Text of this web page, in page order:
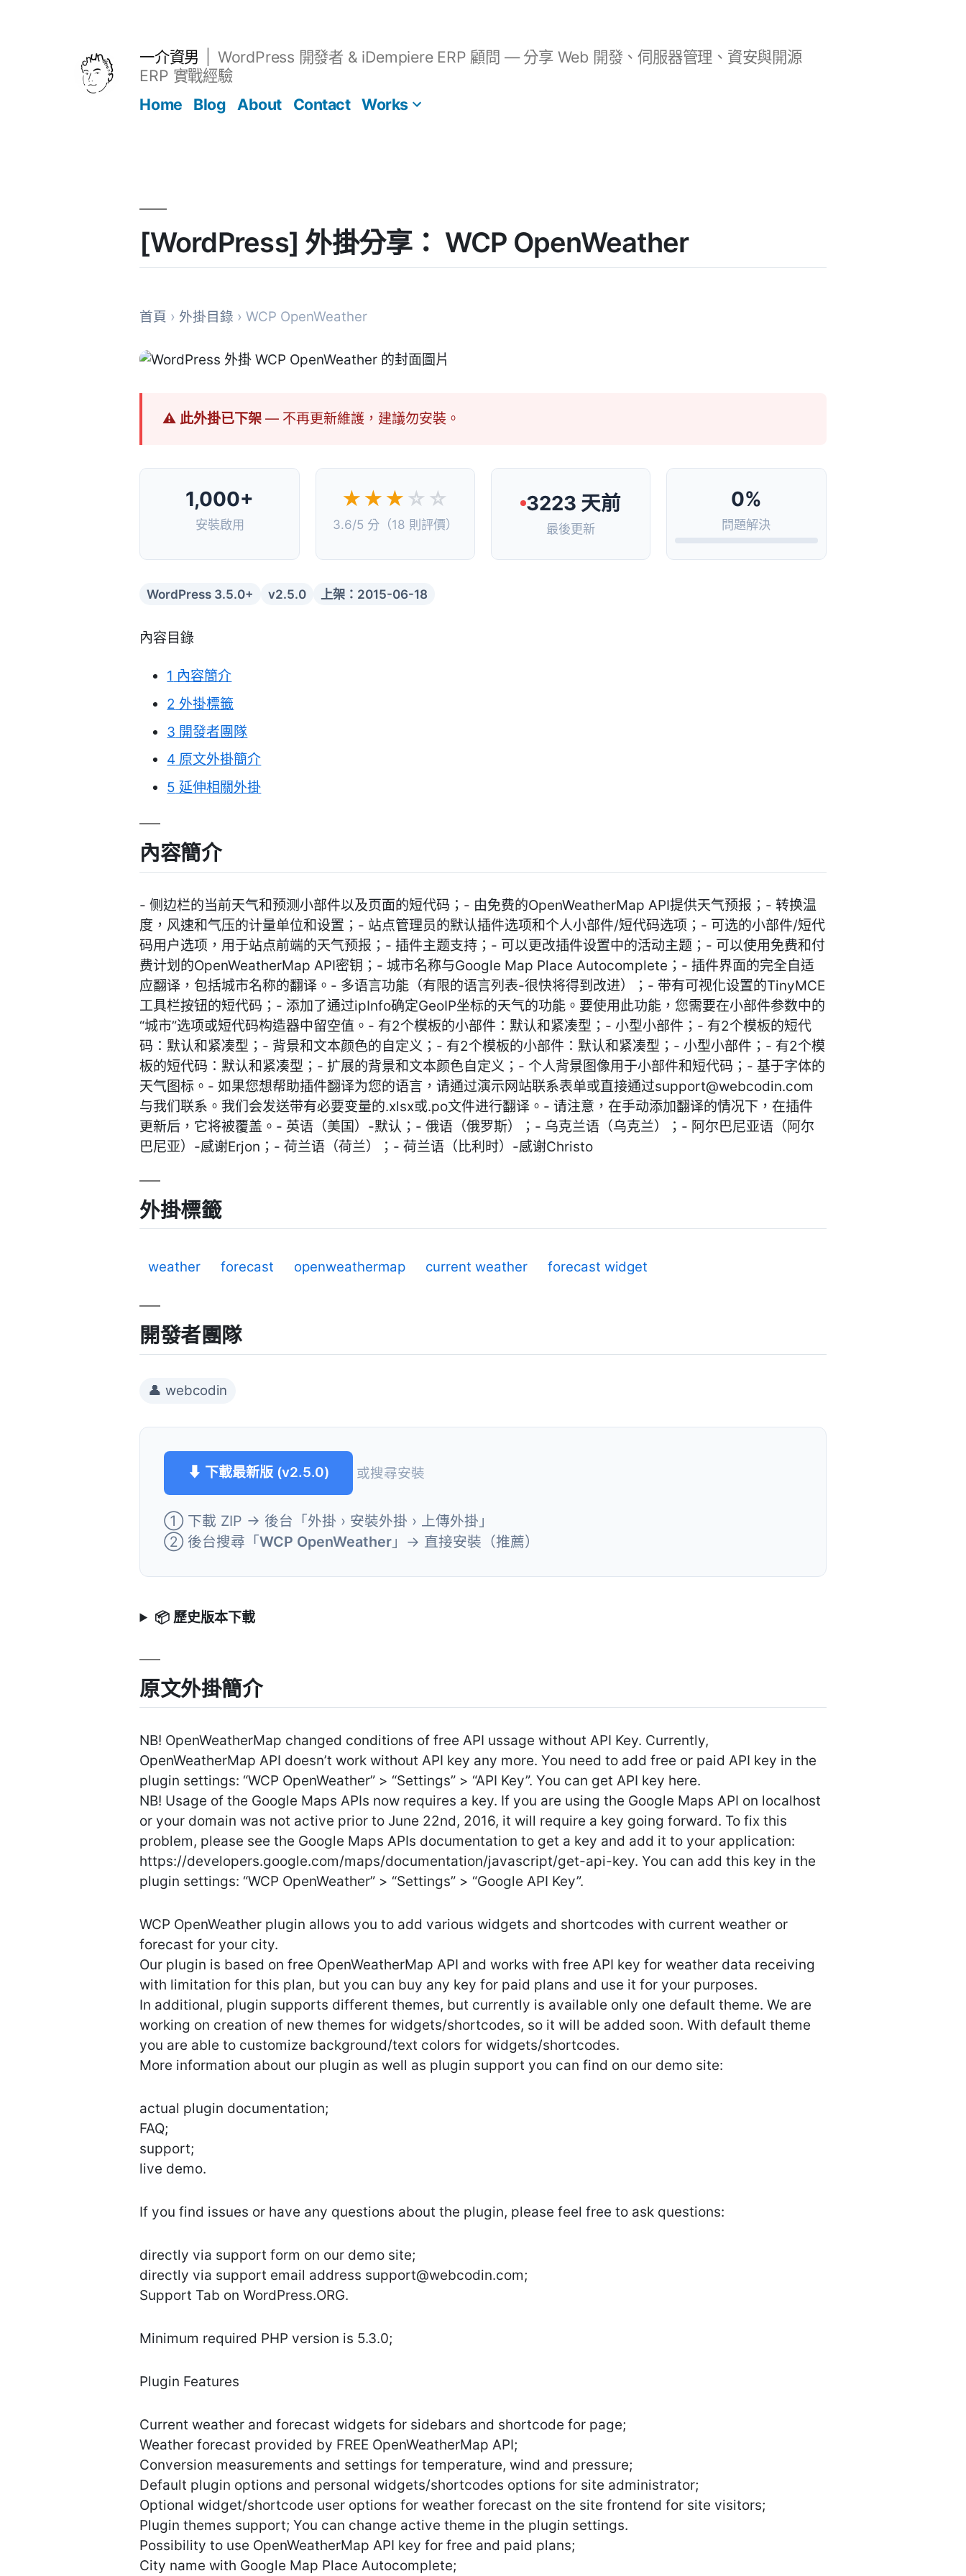
一介資男
WordPress 開發者 & iDempiere ERP 顧問 — 分享 Web 開發、伺服器管理、資安與開源
ERP 實戰經驗
Home
Blog About Contact Works
[WordPress] 外掛分享： WCP OpenWeather
首頁 › 外掛目錄 › WCP OpenWeather
⚠ 此外掛已下架— 不再更新維護，建議勿安裝。
1,000+
安裝啟用
★★★ ☆☆
3.6/5 分（18 則評價）
3223 天前
最後更新
0%
問題解決
WordPress 3.5.0+ v2.5.0 上架：2015-06-18
內容目錄
1 內容簡介
2 外掛標籤
3 開發者團隊
4 原文外掛簡介
5 延伸相關外掛
內容簡介
- 侧边栏的当前天气和预测小部件以及页面的短代码；- 由免费的OpenWeatherMap API提供天气预报；- 转换温
度，风速和气压的计量单位和设置；- 站点管理员的默认插件选项和个人小部件/短代码选项；- 可选的小部件/短代
码用户选项，用于站点前端的天气预报；- 插件主题支持；- 可以更改插件设置中的活动主题；- 可以使用免费和付
费计划的OpenWeatherMap API密钥；- 城市名称与Google Map Place Autocomplete；- 插件界面的完全自适
应翻译，包括城市名称的翻译。- 多语言功能（有限的语言列表-很快将得到改进）；- 带有可视化设置的TinyMCE
工具栏按钮的短代码；- 添加了通过ipInfo确定GeoIP坐标的天气的功能。要使用此功能，您需要在小部件参数中的
“城市”选项或短代码构造器中留空值。- 有2个模板的小部件：默认和紧凑型；- 小型小部件；- 有2个模板的短代
码：默认和紧凑型；- 背景和文本颜色的自定义；- 有2个模板的小部件：默认和紧凑型；- 小型小部件；- 有2个模
板的短代码：默认和紧凑型；- 扩展的背景和文本颜色自定义；- 个人背景图像用于小部件和短代码；- 基于字体的
天气图标。- 如果您想帮助插件翻译为您的语言，请通过演示网站联系表单或直接通过support@webcodin.com
与我们联系。我们会发送带有必要变量的.xlsx或.po文件进行翻译。- 请注意，在手动添加翻译的情况下，在插件
更新后，它将被覆盖。- 英语（美国）-默认；- 俄语（俄罗斯）；- 乌克兰语（乌克兰）；- 阿尔巴尼亚语（阿尔
巴尼亚）-感谢Erjon；- 荷兰语（荷兰）；- 荷兰语（比利时）-感谢Christo
外掛標籤
weather forecast openweathermap current weather forecast widget
開發者團隊
👤 webcodin
⬇ 下載最新版 (v2.5.0) 或搜尋安裝
① 下載 ZIP → 後台「外掛 › 安裝外掛 › 上傳外掛」
② 後台搜尋「WCP OpenWeather 」→ 直接安裝（推薦）
📦 歷史版本下載
原文外掛簡介
NB! OpenWeatherMap changed conditions of free API ussage without API Key. Currently,
OpenWeatherMap API doesn’t work without API key any more. You need to add free or paid API key in the
plugin settings: “WCP OpenWeather” > “Settings” > “API Key”. You can get API key here.
NB! Usage of the Google Maps APIs now requires a key. If you are using the Google Maps API on localhost
or your domain was not active prior to June 22nd, 2016, it will require a key going forward. To fix this
problem, please see the Google Maps APIs documentation to get a key and add it to your application:
https://developers.google.com/maps/documentation/javascript/get-api-key. You can add this key in the
plugin settings: “WCP OpenWeather” > “Settings” > “Google API Key”.
WCP OpenWeather plugin allows you to add various widgets and shortcodes with current weather or
forecast for your city.
Our plugin is based on free OpenWeatherMap API and works with free API key for weather data receiving
with limitation for this plan, but you can buy any key for paid plans and use it for your purposes.
In additional, plugin supports different themes, but currently is available only one default theme. We are
working on creation of new themes for widgets/shortcodes, so it will be added soon. With default theme
you are able to customize background/text colors for widgets/shortcodes.
More information about our plugin as well as plugin support you can find on our demo site:
actual plugin documentation;
FAQ;
support;
live demo.
If you find issues or have any questions about the plugin, please feel free to ask questions:
directly via support form on our demo site;
directly via support email address support@webcodin.com;
Support Tab on WordPress.ORG.
Minimum required PHP version is 5.3.0;
Plugin Features
Current weather and forecast widgets for sidebars and shortcode for page;
Weather forecast provided by FREE OpenWeatherMap API;
Conversion measurements and settings for temperature, wind and pressure;
Default plugin options and personal widgets/shortcodes options for site administrator;
Optional widget/shortcode user options for weather forecast on the site frontend for site visitors;
Plugin themes support; You can change active theme in the plugin settings.
Possibility to use OpenWeatherMap API key for free and paid plans;
City name with Google Map Place Autocomplete;